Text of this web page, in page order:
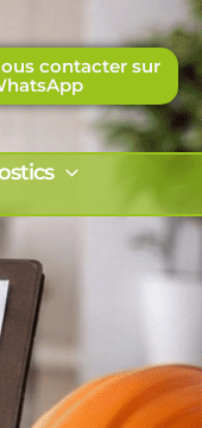
contacter sur